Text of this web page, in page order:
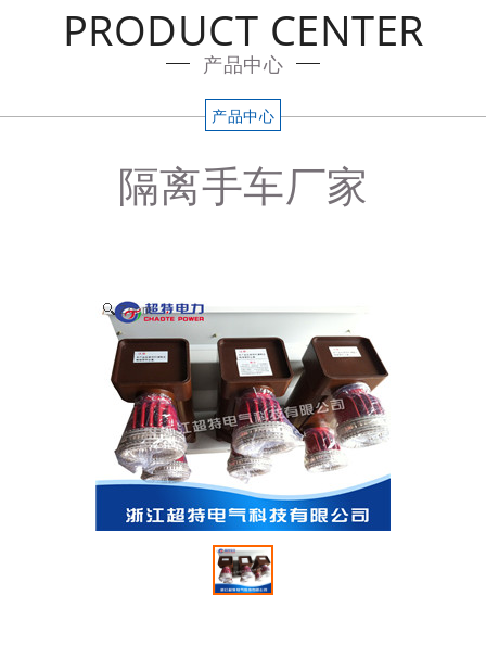
PRODUCT CENTER
产品中心
产品中心
隔离手车厂家
Zoom